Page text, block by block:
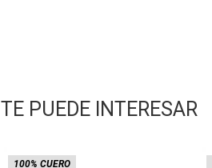
TE PUEDE INTERESAR
100% CUERO